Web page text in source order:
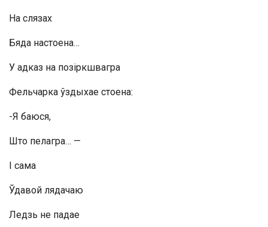
На слязах
Бяда настоена…
У адказ на позіркшвагра
Фельчарка ўздыхае стоена:
-Я баюся,
Што пелагра… —
I сама
Ўдавой лядачаю
Ледзь не падае